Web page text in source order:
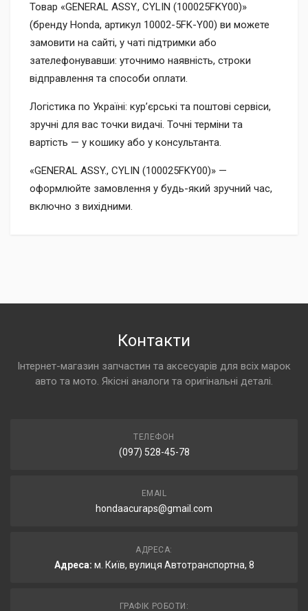
Товар «GENERAL ASSY., CYLIN (100025FKY00)»
(бренду Honda, артикул 10002-5FK-Y00) ви можете
замовити на сайті, у чаті підтримки або
зателефонувавши: уточнимо наявність, строки
відправлення та способи оплати.
Логістика по Україні: кур’єрські та поштові сервіси,
зручні для вас точки видачі. Точні терміни та
вартість — у кошику або у консультанта.
«GENERAL ASSY., CYLIN (100025FKY00)» —
оформлюйте замовлення у будь-який зручний час,
включно з вихідними.
Контакти
Інтернет-магазин запчастин та аксесуарів для всіх марок
авто та мото. Якісні аналоги та оригінальні деталі.
ТЕЛЕФОН
(097) 528-45-78
EMAIL
hondaacuraps@gmail.com
АДРЕСА:
Адреса: м. Київ, вулиця Автотранспортна, 8
ГРАФІК РОБОТИ: